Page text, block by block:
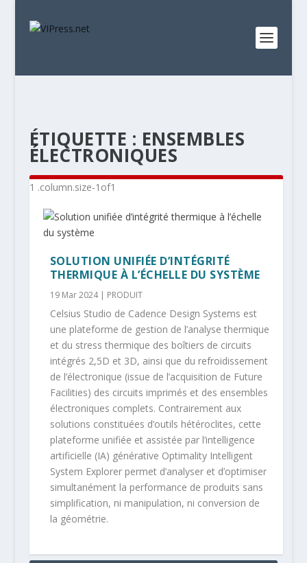
ÉTIQUETTE : ENSEMBLES
ÉLECTRONIQUES
SOLUTION UNIFIÉE D’INTÉGRITÉ
THERMIQUE À L’ÉCHELLE DU SYSTÈME
19 Mar 2024| PRODUIT
Celsius Studio de Cadence Design Systems est
une plateforme de gestion de l’analyse thermique
et du stress thermique des boîtiers de circuits
intégrés 2,5D et 3D, ainsi que du refroidissement
de l’électronique (issue de l’acquisition de Future
Facilities) des circuits imprimés et des ensembles
électroniques complets. Contrairement aux
solutions constituées d’outils hétéroclites, cette
plateforme unifiée et assistée par l’intelligence
artificielle (IA) générative Optimality Intelligent
System Explorer permet d’analyser et d’optimiser
simultanément la performance de produits sans
simplification, ni manipulation, ni conversion de
la géométrie.